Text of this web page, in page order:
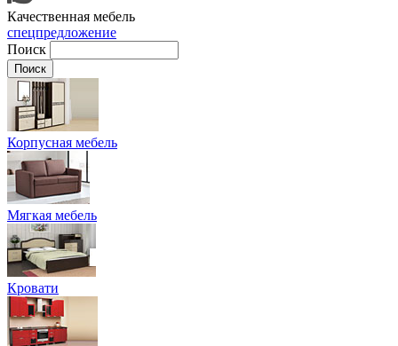
Качественная мебель
спецпредложение
Поиск
Корпусная мебель
Мягкая мебель
Кровати